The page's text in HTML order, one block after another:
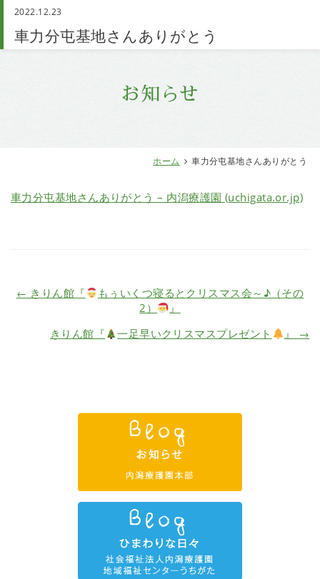
お知らせ
ホーム 車力分屯基地さんありがとう
2022.12.23
車力分屯基地さんありがとう
車力分屯基地さんありがとう – 内潟療護園 (uchigata.or.jp)
← きりん館『
もぅいくつ寝るとクリスマス会～♪（その
2）
』
きりん館『
一足早いクリスマスプレゼント 』 →